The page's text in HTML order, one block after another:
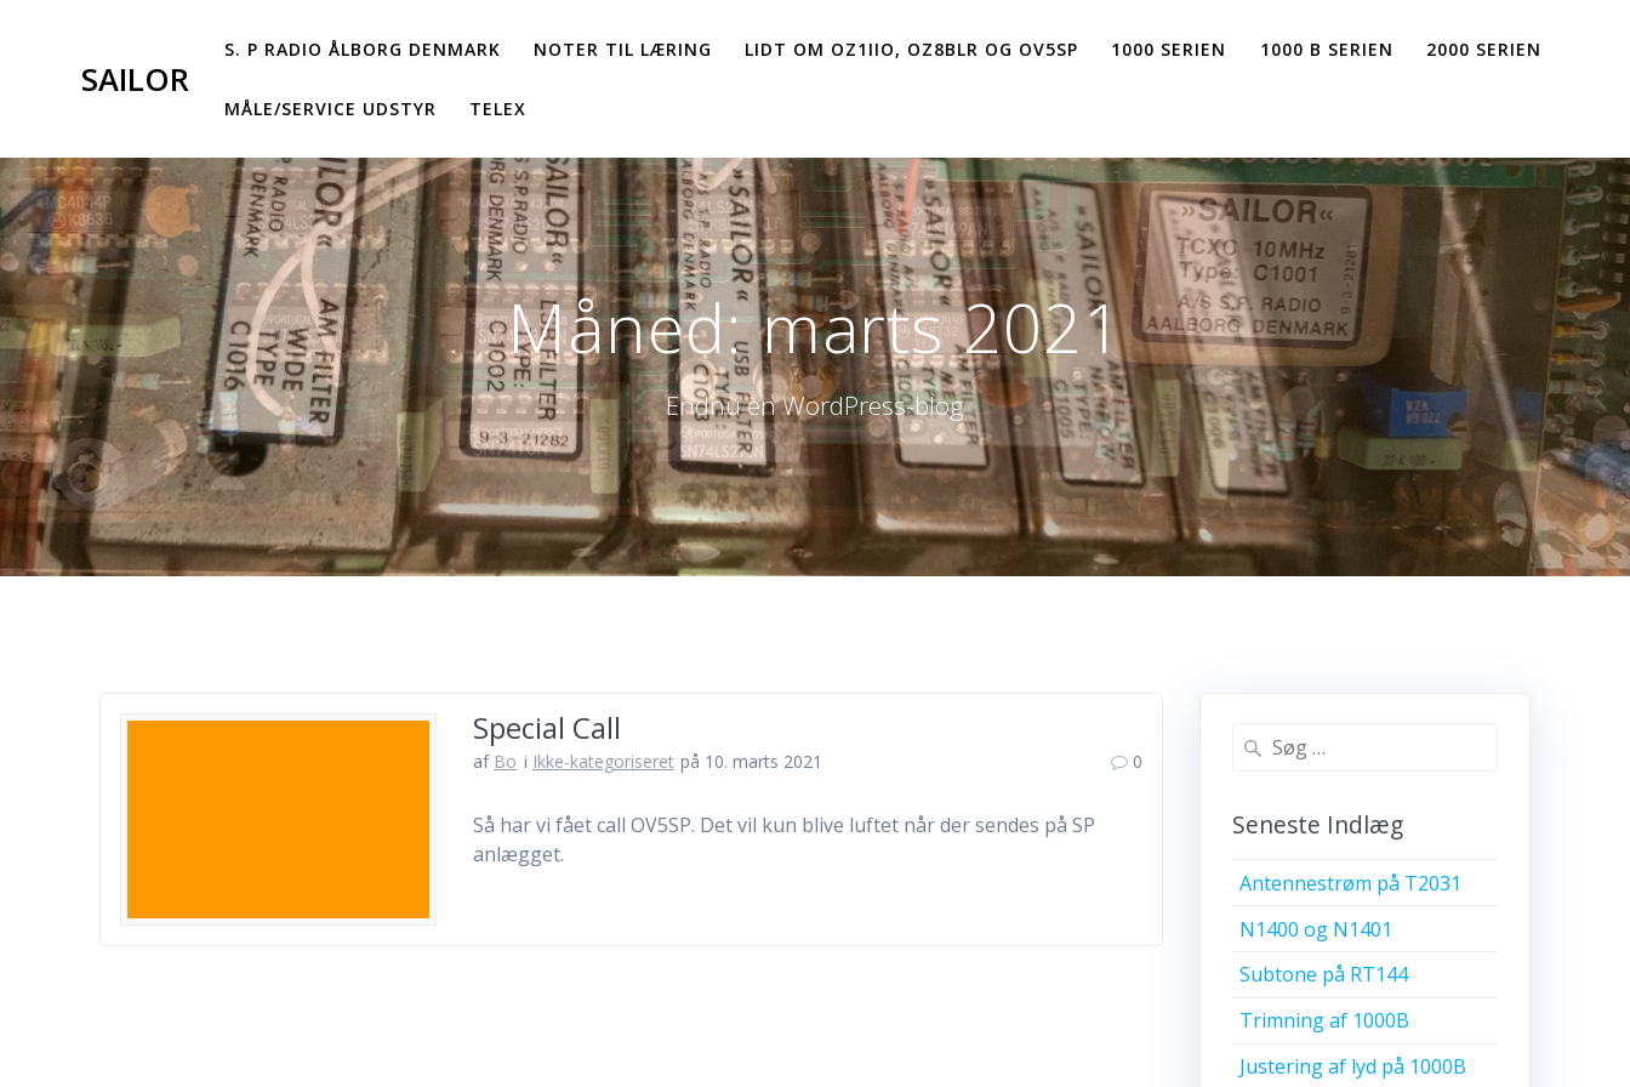
SAILOR
S. P RADIO ÅLBORG DENMARK NOTER TIL LÆRING LIDT OM OZ1IIO, OZ8BLR OG OV5SP 1000 SERIEN 1000 B SERIEN 2000 SERIEN
MÅLE/SERVICE UDSTYR TELEX
Måned:marts 2021
Endnu en WordPress-blog
Special Call
af Bo i Ikke-kategoriseret på 10. marts 2021 0
Så har vi fået call OV5SP. Det vil kun blive luftet når der sendes på SP
anlægget.
Søg
Seneste Indlæg
Antennestrøm på T2031
N1400 og N1401
Subtone på RT144
Trimning af 1000B
Justering af lyd på 1000B